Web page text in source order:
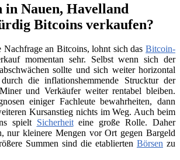
in Nauen, Havelland
Bitcoins verkaufen?
Nachfrage an Bitcoins, lohnt sich das Bitcoin-
momentan sehr. Selbst wenn sich der
sollte und sich weiter horizontal
die inflationshemmende Strucktur der
und Verkäufer weiter rentabel bleiben.
einiger Fachleute bewahrheiten, dann
Kursanstieg nichts im Weg. Auch beim
spielt Sicherheiteine große Rolle. Daher
nur kleinere Mengen vor Ort gegen Bargeld
Summen sind die etablierten Börsen zu